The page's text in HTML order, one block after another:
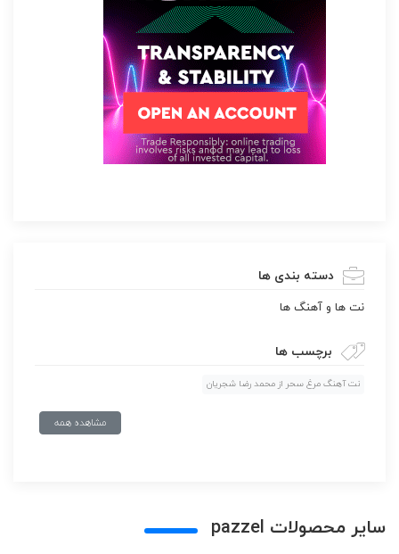
دسته بندی ها
نت ها و آهنگ ها
برچسب ها
نت آهنگ مرغ سحر از محمد رضا شجریان
مشاهده همه
سایر محصولات pazzel